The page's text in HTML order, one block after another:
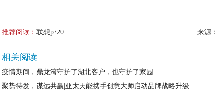
推荐阅读：联想p720 来源：
相关阅读
疫情期间，鼎龙湾守护了湖北客户，也守护了家园
聚势待发，谋远共赢|亚太天能携手创意大师启动品牌战略升级